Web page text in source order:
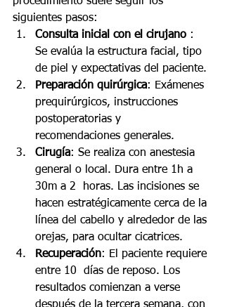
siguientes pasos:
Consulta inicial con el cirujano :
Se evalúa la estructura facial, tipo
de piel y expectativas del paciente.
Preparación quirúrgica: Exámenes
prequirúrgicos, instrucciones
postoperatorias y
recomendaciones generales.
Cirugía: Se realiza con anestesia
general o local. Dura entre 1h a
30m a 2  horas. Las incisiones se
hacen estratégicamente cerca de la
línea del cabello y alrededor de las
orejas, para ocultar cicatrices.
Recuperación: El paciente requiere
entre 10  días de reposo. Los
resultados comienzan a verse
después de la tercera semana, con